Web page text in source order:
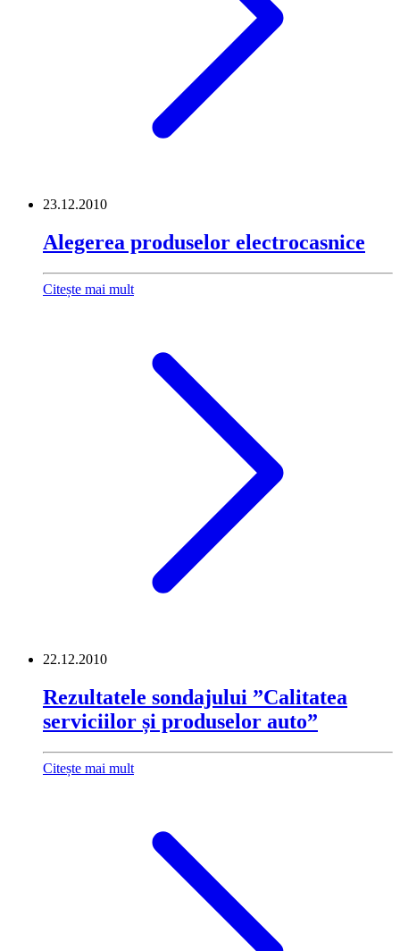
23.12.2010
Alegerea produselor electrocasnice
Citește mai mult
22.12.2010
Rezultatele sondajului ”Calitatea
serviciilor și produselor auto”
Citește mai mult